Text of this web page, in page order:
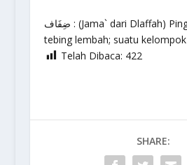
ضِفَاف : (Jama` dari Dlaffah) Pinggiran sungai;
tebing lembah; suatu kelompok
Telah Dibaca: 422
SHARE: